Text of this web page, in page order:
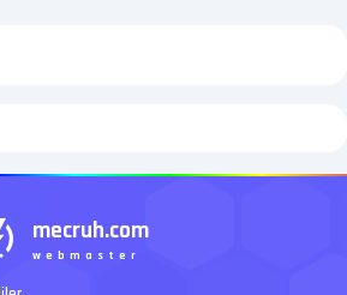
mecruh.com
webmaster